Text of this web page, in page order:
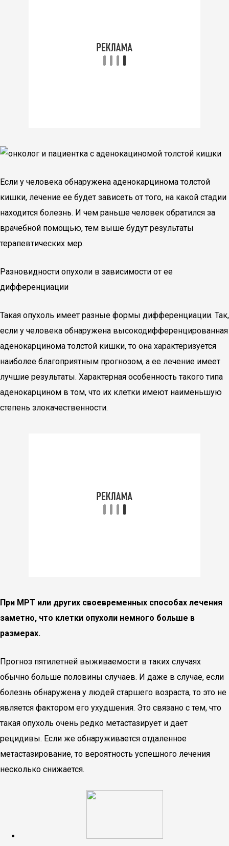
Если у человека обнаружена аденокарцинома толстой
кишки, лечение ее будет зависеть от того, на какой стадии
находится болезнь. И чем раньше человек обратился за
врачебной помощью, тем выше будут результаты
терапевтических мер.
Разновидности опухоли в зависимости от ее
дифференциации
Такая опухоль имеет разные формы дифференциации. Так,
если у человека обнаружена высокодифференцированная
аденокарцинома толстой кишки, то она характеризуется
наиболее благоприятным прогнозом, а ее лечение имеет
лучшие результаты. Характерная особенность такого типа
аденокарцином в том, что их клетки имеют наименьшую
степень злокачественности.
При МРТ или других своевременных способах лечения
заметно, что клетки опухоли немного больше в
размерах.
Прогноз пятилетней выживаемости в таких случаях
обычно больше половины случаев. И даже в случае, если
болезнь обнаружена у людей старшего возраста, то это не
является фактором его ухудшения. Это связано с тем, что
такая опухоль очень редко метастазирует и дает
рецидивы. Если же обнаруживается отдаленное
метастазирование, то вероятность успешного лечения
несколько снижается.